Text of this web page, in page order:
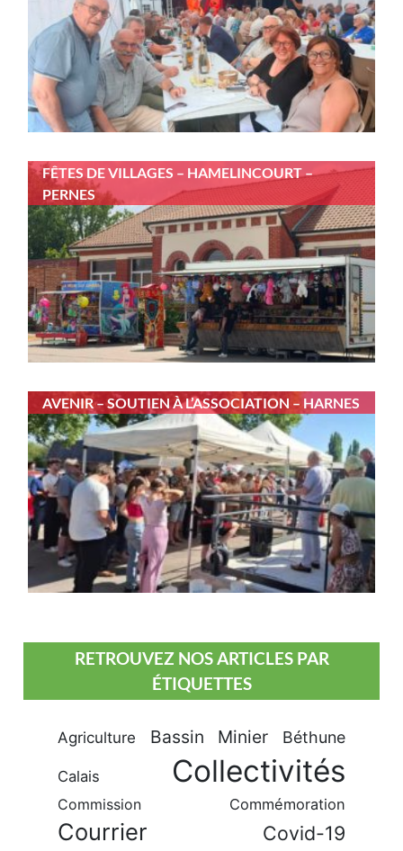
FÊTES DE VILLAGES – HAMELINCOURT –
PERNES
AVENIR – SOUTIEN À L’ASSOCIATION – HARNES
RETROUVEZ NOS ARTICLES PAR
ÉTIQUETTES
Agriculture Bassin Minier Béthune
Calais Collectivités
Commission Commémoration
Courrier Covid-19